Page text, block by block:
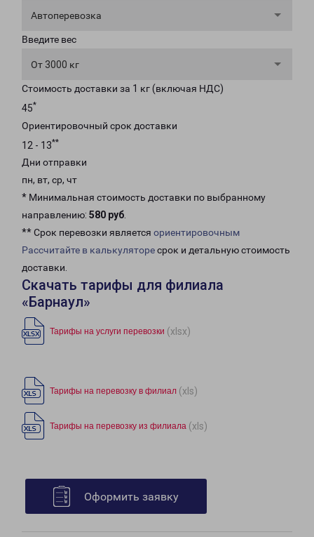
Автоперевозка
Введите вес
От 3000 кг
Стоимость доставки за 1 кг (включая НДС)
45*
Ориентировочный срок доставки
12 - 13**
Дни отправки
пн, вт, ср, чт
* Минимальная стоимость доставки по выбранному
направлению: 580 руб.
** Срок перевозки является ориентировочным
Рассчитайте в калькуляторесрок и детальную стоимость
доставки.
Скачать тарифы для филиала
«Барнаул»
Тарифы на услуги перевозки (xlsx)
Тарифы на перевозку в филиал (xls)
Тарифы на перевозку из филиала (xls)
Оформить заявку